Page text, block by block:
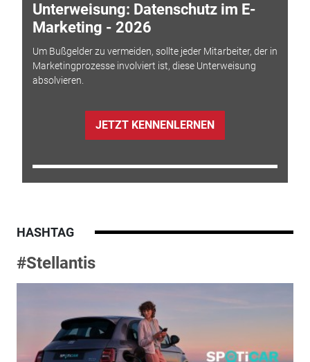
Unterweisung: Datenschutz im E-
Marketing - 2026
Um Bußgelder zu vermeiden, sollte jeder Mitarbeiter, der in
Marketingprozesse involviert ist, diese Unterweisung
absolvieren.
JETZT KENNENLERNEN
HASHTAG
#Stellantis